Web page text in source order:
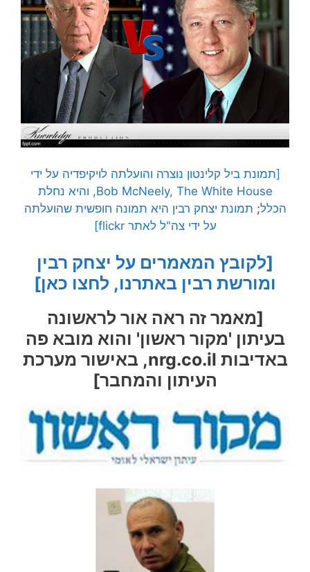
[תמונת ביל קלינטון נוצרה והועלתה לויקיפדיה על ידי
Bob McNeely, The White House, והיא נחלת
הכלל; תמונת יצחק רבין היא תמונה חופשית שהועלתה
על ידי צה"ל לאתר flickr]
[לקובץ המאמרים על יצחק רבין
ומורשת רבין באתרנו, לחצו כאן]
[מאמר זה ראה אור לראשונה
בעיתון 'מקור ראשון' והוא מובא פה
באדיבות nrg.co.il, באישור מערכת
העיתון והמחבר]